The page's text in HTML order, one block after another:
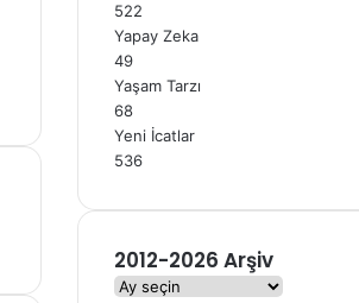
522
Yapay Zeka
49
Yaşam Tarzı
68
Yeni İcatlar
536
2012-2026 Arşiv
2012-